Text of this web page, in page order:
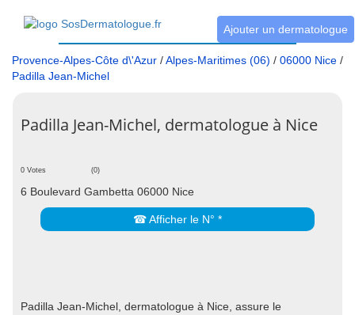
Ajouter un dermatologue
Provence-Alpes-Côte d\'Azur /Alpes-Maritimes (06) / 06000 Nice /
Padilla Jean-Michel
Padilla Jean-Michel, dermatologue à Nice
0 Votes (0)
6 Boulevard Gambetta 06000 Nice
☎ Afficher le N° *
Padilla Jean-Michel, dermatologue à Nice, assure le